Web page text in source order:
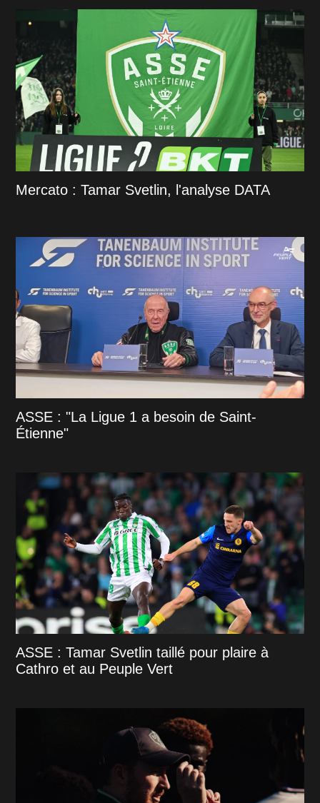
Mercato : Tamar Svetlin, l'analyse DATA
ASSE : "La Ligue 1 a besoin de Saint-
Étienne"
ASSE : Tamar Svetlin taillé pour plaire à
Cathro et au Peuple Vert